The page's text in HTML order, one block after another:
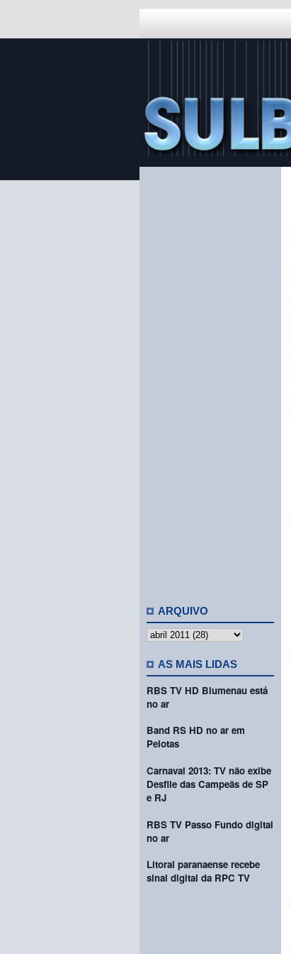
ARQUIVO
AS MAIS LIDAS
RBS TV HD Blumenau está
no ar
Band RS HD no ar em
Pelotas
Carnaval 2013: TV não exibe
Desfile das Campeãs de SP
e RJ
RBS TV Passo Fundo digital
no ar
Litoral paranaense recebe
sinal digital da RPC TV